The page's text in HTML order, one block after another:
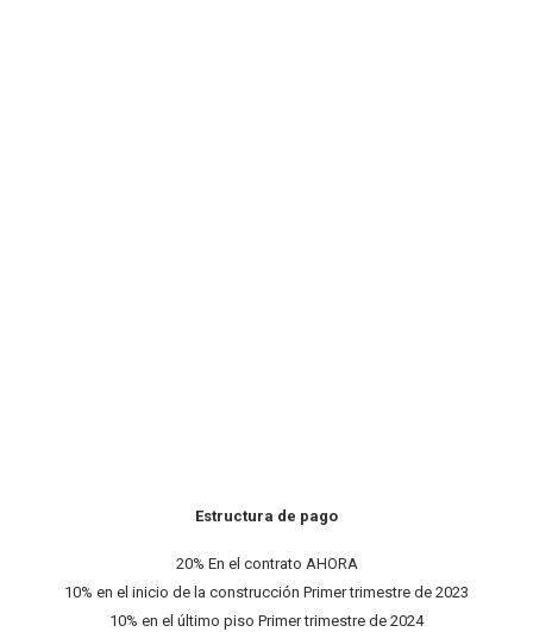
Estructura de pago
20% En el contrato AHORA
10% en el inicio de la construcción Primer trimestre de 2023
10% en el último piso Primer trimestre de 2024